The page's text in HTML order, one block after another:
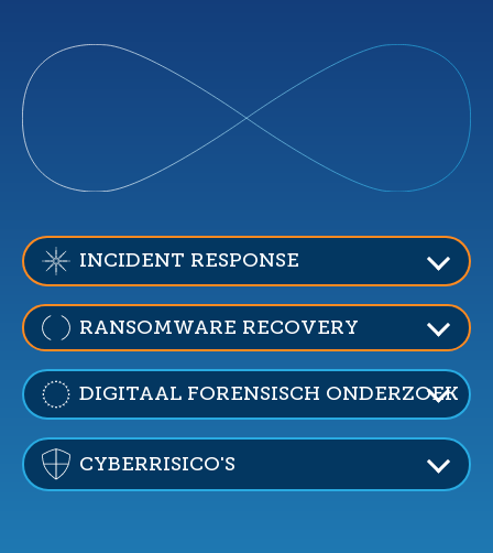
INCIDENT RESPONSE
RANSOMWARE RECOVERY
DIGITAAL FORENSISCH ONDERZOEK
CYBERRISICO'S